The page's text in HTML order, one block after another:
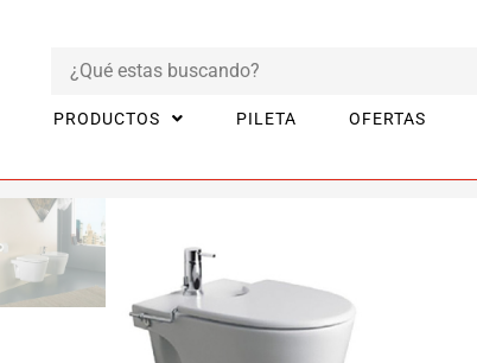
PRODUCTOS PILETA OFERTAS